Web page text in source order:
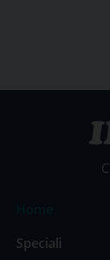
Speciali